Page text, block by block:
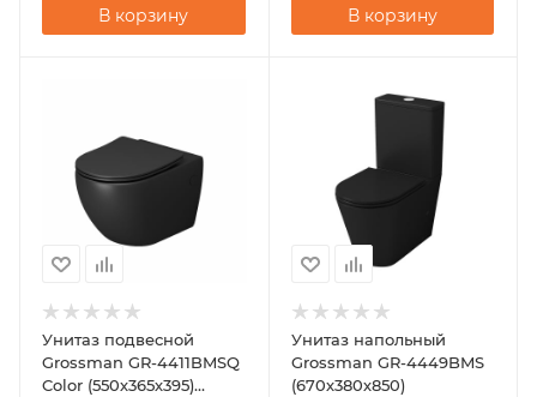
В корзину В корзину
Унитаз подвесной
Grossman GR-4411BMSQ
Color (550х365х395)
Унитаз напольный
Grossman GR-4449BMS
(670х380х850)